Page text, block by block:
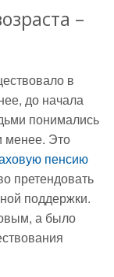
–
в
до начала
понимались
менее. Это
пенсию
претендовать
поддержки.
а было